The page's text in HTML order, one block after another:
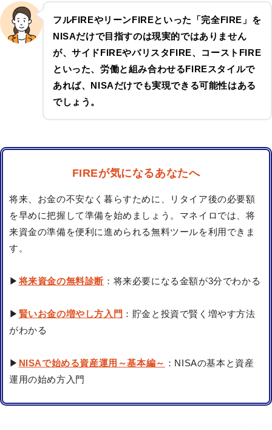
フルFIREやリーンFIREといった「完全FIRE」を
NISAだけで目指すのは現実的ではありません
が、サイドFIREやバリスタFIRE、コーストFIRE
といった、労働と組み合わせるFIREスタイルで
あれば、NISAだけでも実現できる可能性はある
でしょう。
FIREが気になるあなたへ
将来、お金の不安なく暮らすために、リタイア後の必要額
を早めに把握して準備を始めましょう。マネイロでは、将
来資金の準備を便利に進められる無料ツールを利用できま
す。
▶将来資金の無料診断 ：将来必要になる金額が3分でわかる
▶ 賢いお金の増やし方入門 ：貯金と投資で賢く増やす方法
がわかる
▶ NISAで始める資産運用～基本編～ ：NISAの基本と資産
運用の始め方入門